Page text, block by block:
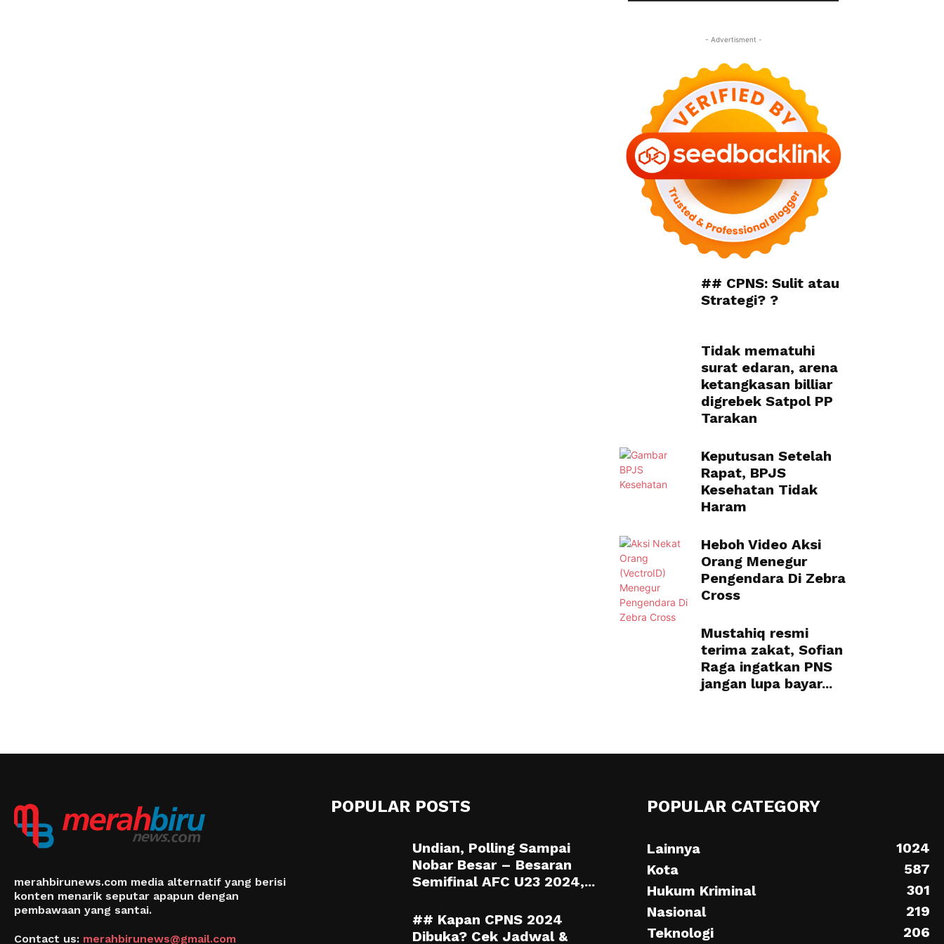
- Advertisment -
## CPNS: Sulit atau
Strategi? ?
Tidak mematuhi
surat edaran, arena
ketangkasan billiar
digrebek Satpol PP
Tarakan
Keputusan Setelah
Rapat, BPJS
Kesehatan Tidak
Haram
Heboh Video Aksi
Orang Menegur
Pengendara Di Zebra
Cross
Mustahiq resmi
terima zakat, Sofian
Raga ingatkan PNS
jangan lupa bayar...
merahbirunews.com media alternatif yang berisi
konten menarik seputar apapun dengan
pembawaan yang santai.
Contact us: merahbirunews@gmail.com
POPULAR POSTS
Undian, Polling Sampai
Nobar Besar – Besaran
Semifinal AFC U23 2024,...
## Kapan CPNS 2024
Dibuka? Cek Jadwal &
POPULAR CATEGORY
Lainnya
1024
Kota
587
Hukum Kriminal
301
Nasional
219
Teknologi
206